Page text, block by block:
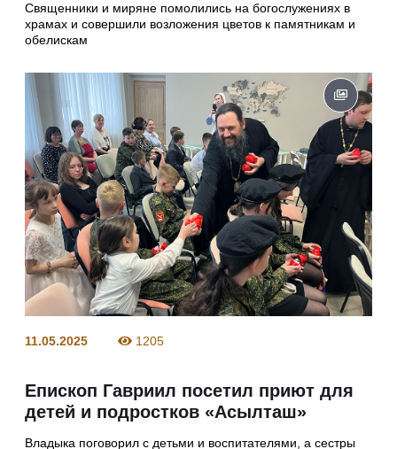
Священники и миряне помолились на богослужениях в
храмах и совершили возложения цветов к памятникам и
обелискам
11.05.2025 1205
Епископ Гавриил посетил приют для
детей и подростков «Асылташ»
Владыка поговорил с детьми и воспитателями, а сестры